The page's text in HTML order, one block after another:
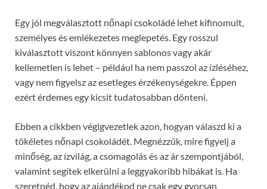
Egy jól megválasztott nőnapi csokoládé lehet kifinomult,
személyes és emlékezetes meglepetés. Egy rosszul
kiválasztott viszont könnyen sablonos vagy akár
kellemetlen is lehet – például ha nem passzol az ízléséhez,
vagy nem figyelsz az esetleges érzékenységekre. Éppen
ezért érdemes egy kicsit tudatosabban dönteni.
Ebben a cikkben végigvezetlek azon, hogyan válaszd ki a
tökéletes nőnapi csokoládét. Megnézzük, mire figyelj a
minőség, az ízvilág, a csomagolás és az ár szempontjából,
valamint segítek elkerülni a leggyakoribb hibákat is. Ha
szeretnéd, hogy az ajándékod ne csak egy gyorsan